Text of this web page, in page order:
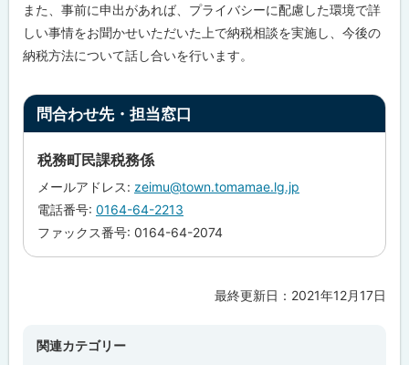
また、事前に申出があれば、プライバシーに配慮した環境で詳
しい事情をお聞かせいただいた上で納税相談を実施し、今後の
納税方法について話し合いを行います。
ト
問合わせ先・担当窓口
税務町民課税務係
メールアドレス: zeimu@town.tomamae.lg.jp
電話番号: 0164-64-2213
ファックス番号: 0164-64-2074
最終更新日： 2021年12月17日
関連カテゴリー